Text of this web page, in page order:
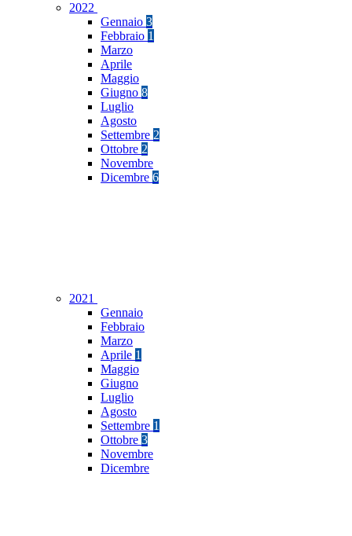
2022
Gennaio 3
Febbraio 1
Marzo
Aprile
Maggio
Giugno 8
Luglio
Agosto
Settembre 2
Ottobre 2
Novembre
Dicembre 6
2021
Gennaio
Febbraio
Marzo
Aprile 1
Maggio
Giugno
Luglio
Agosto
Settembre 1
Ottobre 3
Novembre
Dicembre